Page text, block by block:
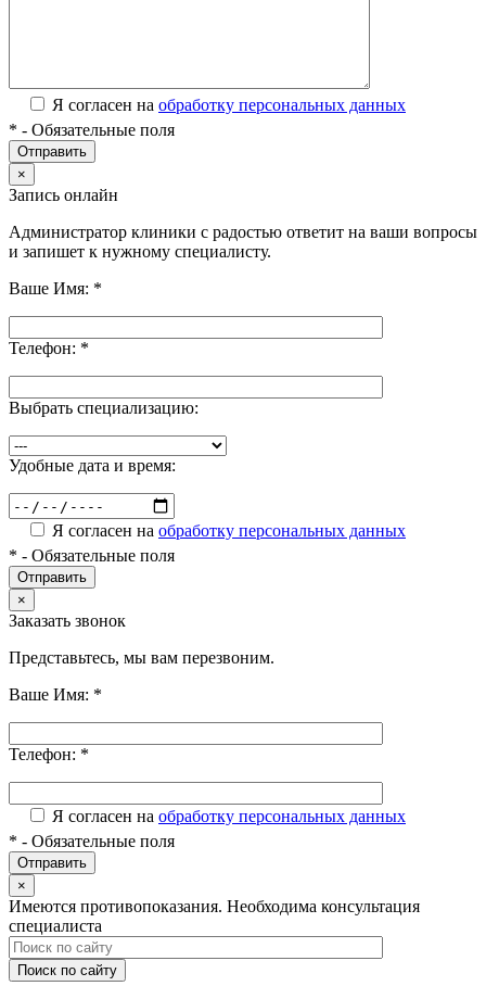
Я согласен на обработку персональных данных
* - Обязательные поля
×
Запись онлайн
Администратор клиники с радостью ответит на ваши вопросы
и запишет к нужному специалисту.
Ваше Имя: *
Телефон: *
Выбрать специализацию:
Удобные дата и время:
Я согласен на обработку персональных данных
* - Обязательные поля
×
Заказать звонок
Представьтесь, мы вам перезвоним.
Ваше Имя: *
Телефон: *
Я согласен на обработку персональных данных
* - Обязательные поля
×
Имеются противопоказания. Необходима консультация
специалиста